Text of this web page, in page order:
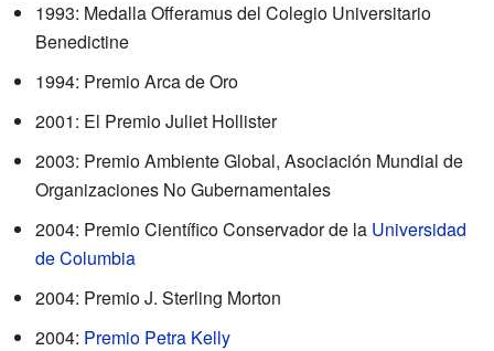
1993: Medalla Offeramus del Colegio Universitario
Benedictine
1994: Premio Arca de Oro
2001: El Premio Juliet Hollister
2003: Premio Ambiente Global, Asociación Mundial de
Organizaciones No Gubernamentales
2004: Premio Científico Conservador de la Universidad
de Columbia
2004: Premio J. Sterling Morton
2004: Premio Petra Kelly